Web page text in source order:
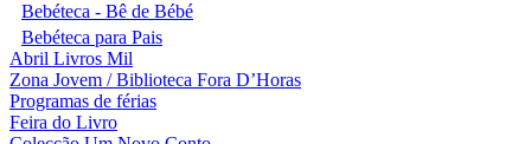
Bebéteca - Bê de Bébé
Bebéteca para Pais
Abril Livros Mil
Zona Jovem / Biblioteca Fora D’Horas
Programas de férias
Feira do Livro